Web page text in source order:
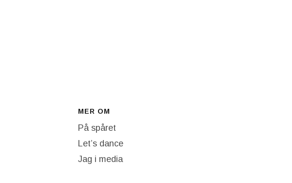
MER OM
På spåret
Let’s dance
Jag i media